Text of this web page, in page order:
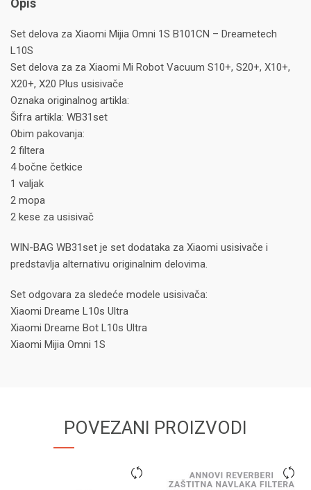
Opis
Set delova za Xiaomi Mijia Omni 1S B101CN – Dreametech
L10S
Set delova za za Xiaomi Mi Robot Vacuum S10+, S20+, X10+,
X20+, X20 Plus usisivače
Oznaka originalnog artikla:
Šifra artikla: WB31set
Obim pakovanja:
2 filtera
4 bočne četkice
1 valjak
2 mopa
2 kese za usisivač
WIN-BAG WB31set je set dodataka za Xiaomi usisivače i
predstavlja alternativu originalnim delovima.
Set odgovara za sledeće modele usisivača:
Xiaomi Dreame L10s Ultra
Xiaomi Dreame Bot L10s Ultra
Xiaomi Mijia Omni 1S
POVEZANI PROIZVODI